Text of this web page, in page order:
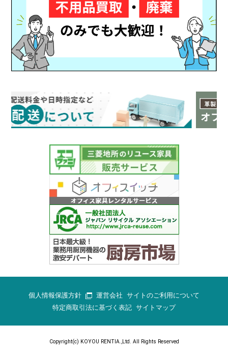
個人情報保護方針 運営会社 サイトのご利用について
特定商取引法に基づく表記 サイトマップ
Copyright(c) KOYOU RENTIA.,Ltd. All Rights Reserved